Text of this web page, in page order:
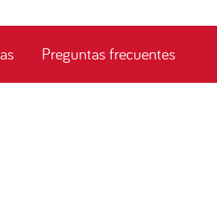
Preguntas frecuentes